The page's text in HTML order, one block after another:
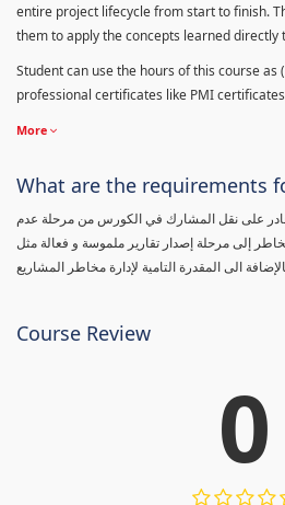
entire project lifecycle from start to finish.
them to apply the concepts learned directly
Student can use the hours of this course as
professional certificates like PMI
More
What are the requirements
3 ساعات قادر على نقل المشارك في الكورس من مرحلة عدم
إلى مرحلة إصدار تقارير ملموسة و فعالة مثل
Course Review
0